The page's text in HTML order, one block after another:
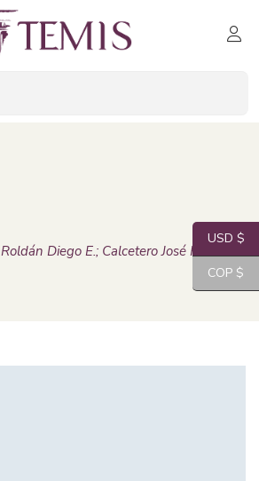
Roldán Diego E.; Calcetero José Roberto
USD $
COP $